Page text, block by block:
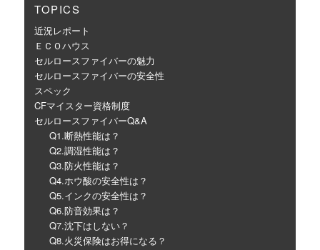
TOPICS
近況レポート
ＥＣＯハウス
セルロースファイバーの魅力
セルロースファイバーの安全性
スペック
CFマイスター資格制度
セルロースファイバーQ&A
Q1.断熱性能は？
Q2.調湿性能は？
Q3.防火性能は？
Q4.ホウ酸の安全性は？
Q5.インクの安全性は？
Q6.防音効果は？
Q7.沈下はしない？
Q8.火災保険はお得になる？